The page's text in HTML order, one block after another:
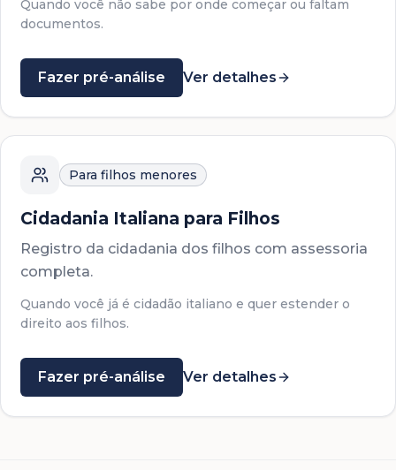
Quando você não sabe por onde começar ou faltam
documentos.
Fazer pré-análise Ver detalhes
Para filhos menores
Cidadania Italiana para Filhos
Registro da cidadania dos filhos com assessoria
completa.
Quando você já é cidadão italiano e quer estender o
direito aos filhos.
Fazer pré-análise Ver detalhes